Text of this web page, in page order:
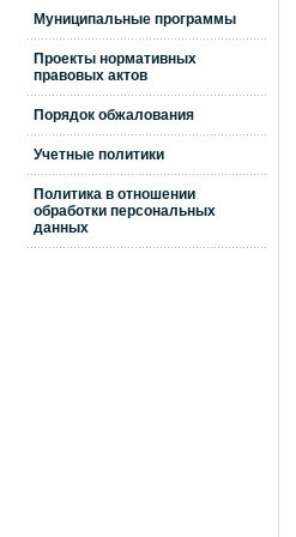
Муниципальные программы
Проекты нормативных
правовых актов
Порядок обжалования
Учетные политики
Политика в отношении
обработки персональных
данных